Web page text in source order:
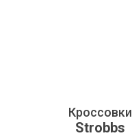
Кроссовки
Strobbs